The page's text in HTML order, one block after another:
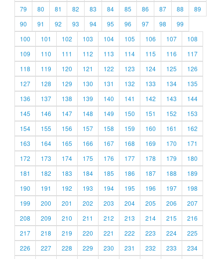
79
80 81 82 83 84 85 86 87 88
89
90
91 92 93 94 95 96 97 98
99
100
101 102 103 104 105 106 107
108
109
110 111 112 113 114 115 116
117
118
119 120 121 122 123 124 125
126
127
128 129 130 131 132 133 134
135
136
137 138 139 140 141 142 143
144
145
146 147 148 149 150 151 152
153
154
155 156 157 158 159 160 161
162
163
164 165 166 167 168 169 170
171
172
173 174 175 176 177 178 179
180
181
182 183 184 185 186 187 188
189
190
191 192 193 194 195 196 197
198
199
200 201 202 203 204 205 206
207
208
209 210 211 212 213 214 215
216
217
218 219 220 221 222 223 224
225
226
227 228 229 230 231 232 233
234